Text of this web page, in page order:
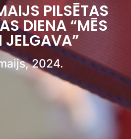
PILSĒTAS
DIENA “MĒS
JELGAVA”
2024.